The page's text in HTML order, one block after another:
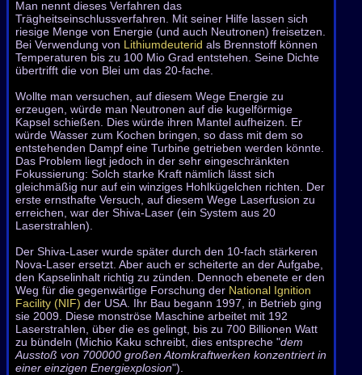
Man nennt dieses Verfahren das
Trägheitseinschlussverfahren. Mit seiner Hilfe lassen sich
riesige Menge von Energie (und auch Neutronen) freisetzen.
Bei Verwen­dung von Lithiumdeuterid als Brennstoff können
Temperaturen bis zu 100 Mio Grad entstehen. Seine Dichte
übertrifft die von Blei um das 20-fache.
Wollte man versuchen, auf diesem Wege Energie zu
erzeugen, würde man Neutronen auf die kugelförmige
Kapsel schießen. Dies würde ihren Mantel aufheizen. Er
würde Wasser zum Kochen bringen, so dass mit dem so
entstehenden Dampf eine Turbine getrieben werden könnte.
Das Problem liegt jedoch in der sehr einge­schränkten
Fokussierung: Solch starke Kraft nämlich lässt sich
gleichmäßig nur auf ein winziges Hohlkügelchen richten. Der
erste ernsthafte Versuch, auf diesem Wege Laserfusion zu
erreichen, war der Shiva-Laser (ein System aus 20
Laserstrahlen).
Der Shiva-Laser wurde später durch den 10-fach stärkeren
Nova-Laser ersetzt. Aber auch er scheiterte an der Aufgabe,
den Kapselinhalt richtig zu zünden. Dennoch ebenete er den
Weg für die gegenwärtige Forschung der National Ignition
Facility (NIF) der USA. Ihr Bau begann 1997, in Betrieb ging
sie 2009. Diese monströse Maschine arbeitet mit 192
Laserstrahlen, über die es gelingt, bis zu 700 Billionen Watt
zu bündeln (Michio Kaku schreibt, dies entspreche "dem
Ausstoß von 700000 großen Atomkraftwerken konzentriert in
einer einzigen Energiexplosion").